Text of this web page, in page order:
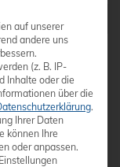
auf unserer
andere uns
(z. B. IP-
Inhalte oder die
über die
.
Ihrer Daten
können Ihre
oder anpassen.